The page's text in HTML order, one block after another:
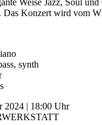
Weise Jazz, Soul
Konzert wird vom
synth
2024 | 18:00 Uhr